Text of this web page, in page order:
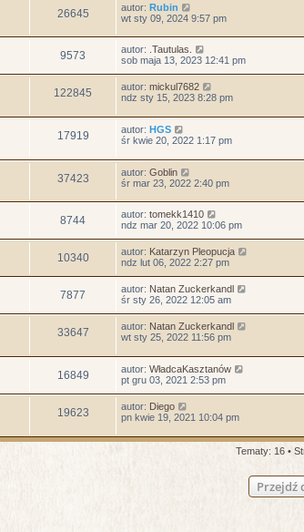
26645 autor: Rubin
wt sty 09, 2024 9:57 pm
9573 autor: .Tautulas.
sob maja 13, 2023 12:41 pm
122845 autor: mickul7682
ndz sty 15, 2023 8:28 pm
17919 autor: HGS
śr kwie 20, 2022 1:17 pm
37423 autor: Goblin
śr mar 23, 2022 2:40 pm
8744 autor: tomekk1410
ndz mar 20, 2022 10:06 pm
10340 autor: Katarzyn Pleopucja
ndz lut 06, 2022 2:27 pm
7877 autor: Natan Zuckerkandl
śr sty 26, 2022 12:05 am
33647 autor: Natan Zuckerkandl
wt sty 25, 2022 11:56 pm
16849 autor: WładcaKasztanów
pt gru 03, 2021 2:53 pm
19623 autor: Diego
pn kwie 19, 2021 10:04 pm
Tematy: 16 •
Przejdź